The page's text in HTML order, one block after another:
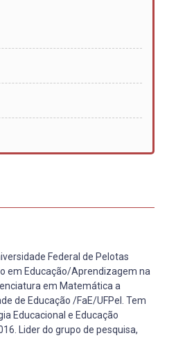
Federal de Pelotas
em Educação/Aprendizagem na
em Matemática a
de Educação /FaE/UFPel. Tem
Educacional e Educação
Lider do grupo de pesquisa,